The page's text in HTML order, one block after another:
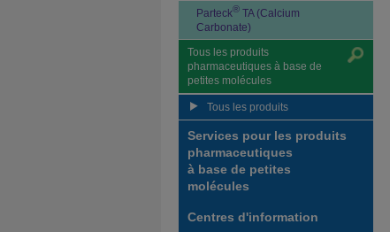
Parteck® TA (Calcium
Carbonate)
Tous les produits
pharmaceutiques à base de
petites molécules
Tous les produits
Services pour les produits
pharmaceutiques
à base de petites
molécules
Centres d'information